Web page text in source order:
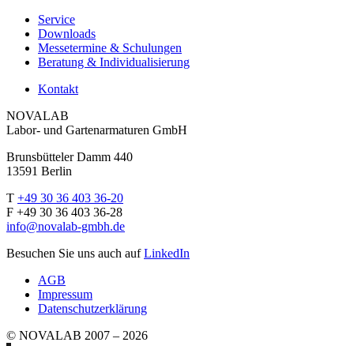
Service
Downloads
Messetermine & Schulungen
Beratung & Individualisierung
Kontakt
NOVALAB
Labor- und Gartenarmaturen GmbH
Brunsbütteler Damm 440
13591 Berlin
T +49 30 36 403 36-20
F +49 30 36 403 36-28
info@novalab-gmbh.de
Besuchen Sie uns auch aufLinkedIn
AGB
Impressum
Datenschutzerklärung
© NOVALAB 2007 – 2026